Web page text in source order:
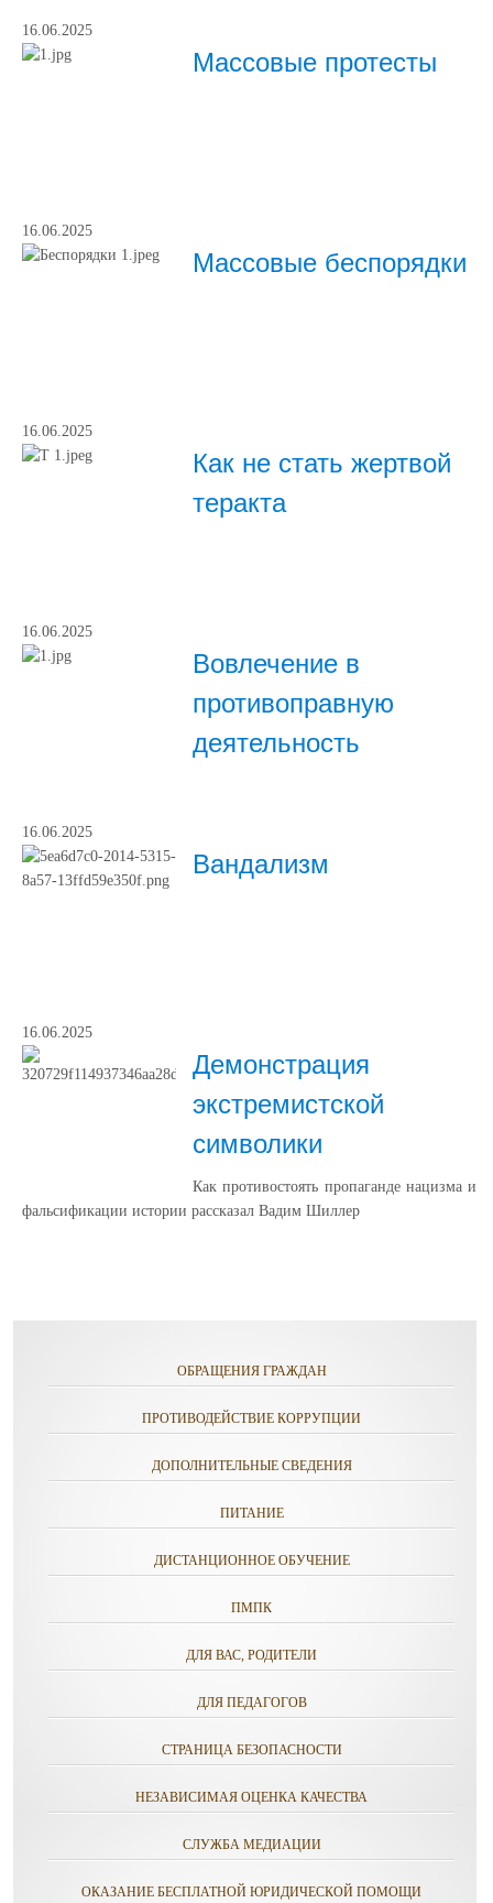
16.06.2025
Массовые протесты
16.06.2025
Массовые беспорядки
16.06.2025
Как не стать жертвой
теракта
16.06.2025
Вовлечение в
противоправную
деятельность
16.06.2025
Вандализм
16.06.2025
Демонстрация
экстремистской
символики
Как противостоять пропаганде нацизма и
фальсификации истории рассказал Вадим Шиллер
ОБРАЩЕНИЯ ГРАЖДАН
ПРОТИВОДЕЙСТВИЕ КОРРУПЦИИ
ДОПОЛНИТЕЛЬНЫЕ СВЕДЕНИЯ
ПИТАНИЕ
ДИСТАНЦИОННОЕ ОБУЧЕНИЕ
ПМПК
ДЛЯ ВАС, РОДИТЕЛИ
ДЛЯ ПЕДАГОГОВ
СТРАНИЦА БЕЗОПАСНОСТИ
НЕЗАВИСИМАЯ ОЦЕНКА КАЧЕСТВА
СЛУЖБА МЕДИАЦИИ
ОКАЗАНИЕ БЕСПЛАТНОЙ ЮРИДИЧЕСКОЙ ПОМОЩИ